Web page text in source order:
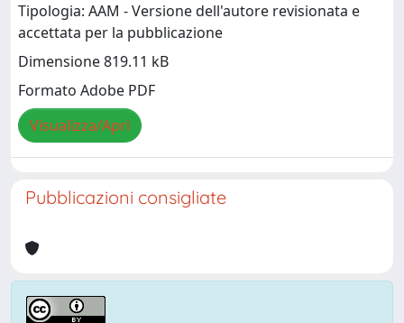
Tipologia: AAM - Versione dell'autore revisionata e
accettata per la pubblicazione
Dimensione 819.11 kB
Formato Adobe PDF
Visualizza/Apri
Pubblicazioni consigliate